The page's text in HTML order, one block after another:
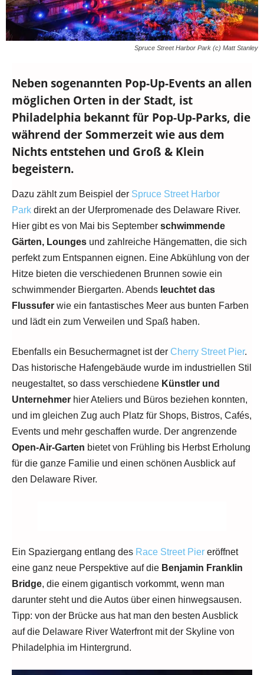
Spruce Street Harbor Park (c) Matt Stanley
Neben sogenannten Pop-Up-Events an allen
möglichen Orten in der Stadt, ist
Philadelphia bekannt für Pop-Up-Parks, die
während der Sommerzeit wie aus dem
Nichts entstehen und Groß & Klein
begeistern.
Dazu zählt zum Beispiel der Spruce Street Harbor
Park direkt an der Uferpromenade des Delaware River.
Hier gibt es von Mai bis September schwimmende
Gärten, Lounges und zahlreiche Hängematten, die sich
perfekt zum Entspannen eignen. Eine Abkühlung von der
Hitze bieten die verschiedenen Brunnen sowie ein
schwimmender Biergarten. Abends leuchtet das
Flussufer wie ein fantastisches Meer aus bunten Farben
und lädt ein zum Verweilen und Spaß haben.
Ebenfalls ein Besuchermagnet ist der Cherry Street Pier.
Das historische Hafengebäude wurde im industriellen Stil
neugestaltet, so dass verschiedene Künstler und
Unternehmer hier Ateliers und Büros beziehen konnten,
und im gleichen Zug auch Platz für Shops, Bistros, Cafés,
Events und mehr geschaffen wurde. Der angrenzende
Open-Air-Garten bietet von Frühling bis Herbst Erholung
für die ganze Familie und einen schönen Ausblick auf
den Delaware River.
Ein Spaziergang entlang des Race Street Pier eröffnet
eine ganz neue Perspektive auf die Benjamin Franklin
Bridge, die einem gigantisch vorkommt, wenn man
darunter steht und die Autos über einen hinwegsausen.
Tipp: von der Brücke aus hat man den besten Ausblick
auf die Delaware River Waterfront mit der Skyline von
Philadelphia im Hintergrund.